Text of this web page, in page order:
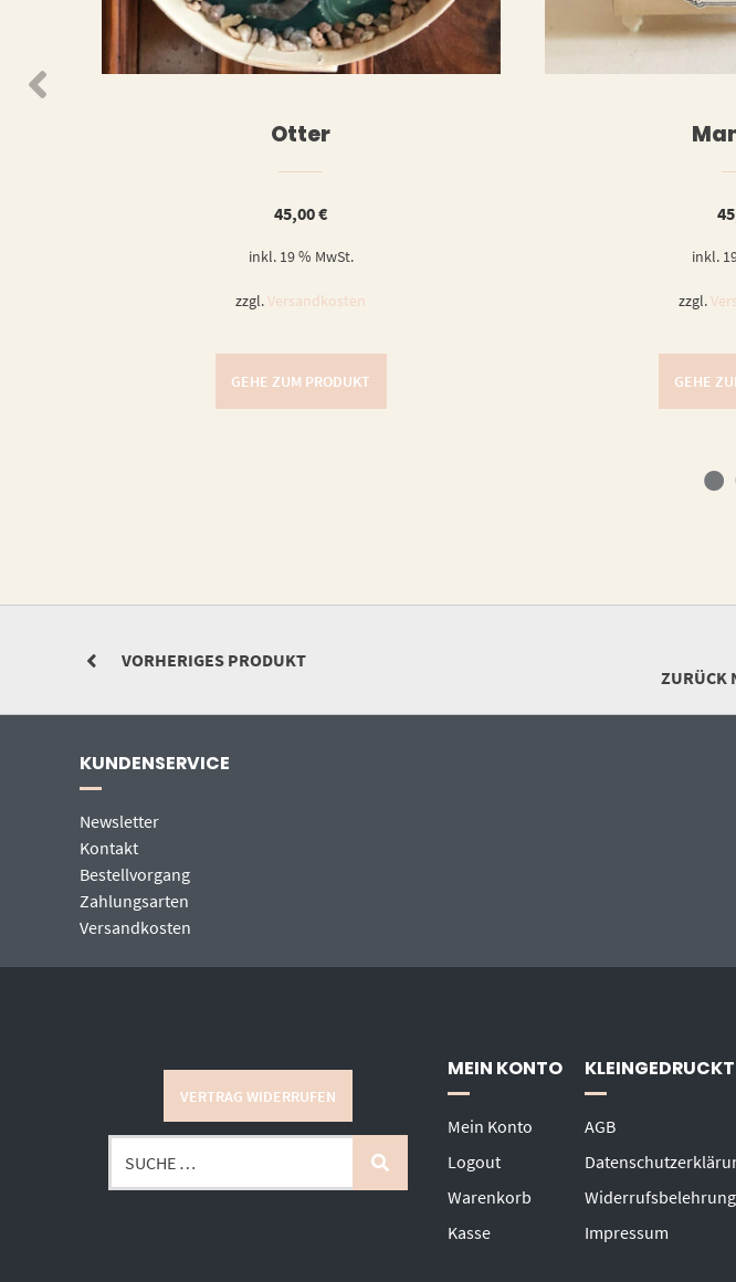
WEITERLESEN
Otter
45,00€
inkl. 19 % MwSt.
zzgl.Versandkosten
GEHE ZUM PRODUKT
inkl.
zzgl.
GEHE
VORHERIGES PRODUKT
ZURÜCK
KUNDENSERVICE
Newsletter
Kontakt
Bestellvorgang
Zahlungsarten
Versandkosten
VERTRAG WIDERRUFEN
MEIN KONTO
Mein Konto
Logout
Warenkorb
Kasse
AGB
Widerrufsbelehrung
Impressum